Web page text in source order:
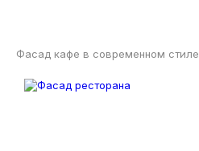
Фасад кафе в современном стиле